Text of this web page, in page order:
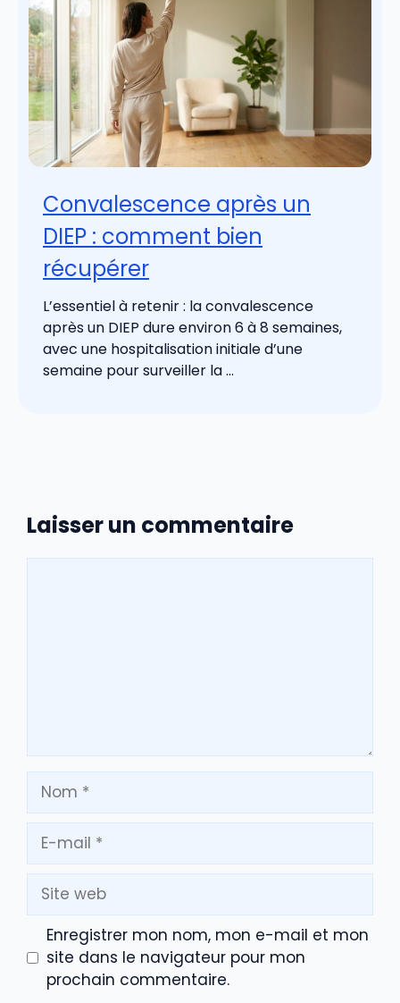
Convalescence après un
DIEP : comment bien
récupérer
L’essentiel à retenir : la convalescence
après un DIEP dure environ 6 à 8 semaines,
avec une hospitalisation initiale d’une
semaine pour surveiller la ...
Laisser un commentaire
Nom
mail
Site
web
Enregistrer mon nom, mon e-mail et mon
site dans le navigateur pour mon
prochain commentaire.